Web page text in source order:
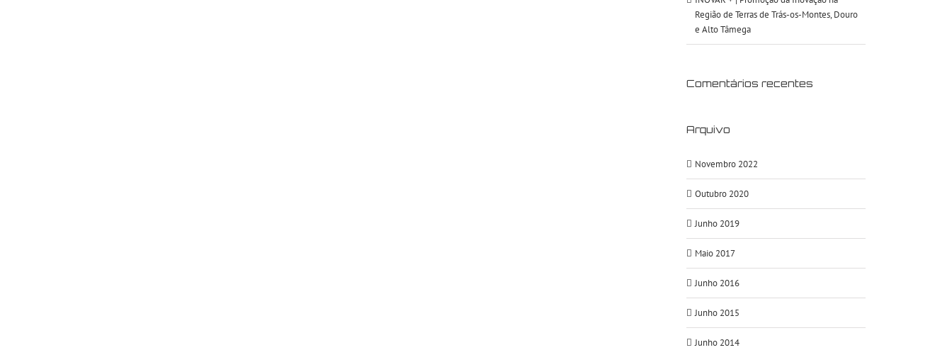
Região de Terras de Trás-os-Montes, Douro
e Alto Tâmega
Comentários recentes
Arquivo
Novembro 2022
Outubro 2020
Junho 2019
Maio 2017
Junho 2016
Junho 2015
Junho 2014